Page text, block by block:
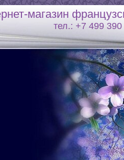
магазин
тел.: +7 499